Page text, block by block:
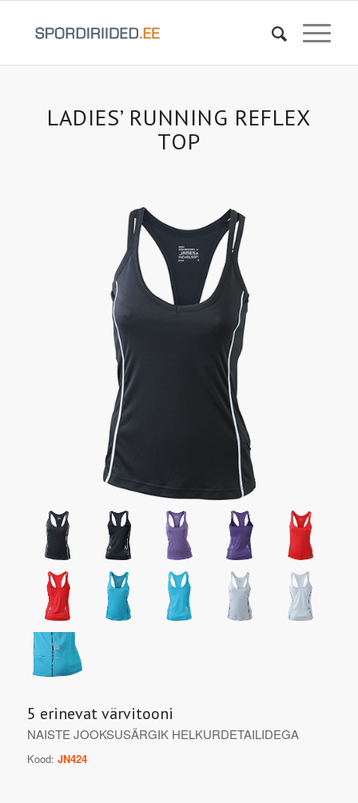
LADIES’ RUNNING REFLEX
TOP
5 erinevat värvitooni
NAISTE JOOKSUSÄRGIK HELKURDETAILIDEGA
Kood: JN424